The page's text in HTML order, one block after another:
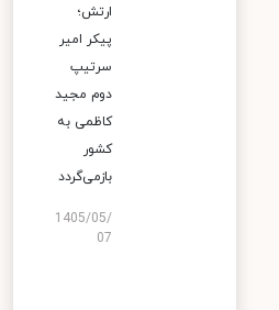
ارتش؛
پیکر امیر
سرتیپ
دوم مجید
کاظمی به
کشور
بازمی‌گردد
1405/05/
07